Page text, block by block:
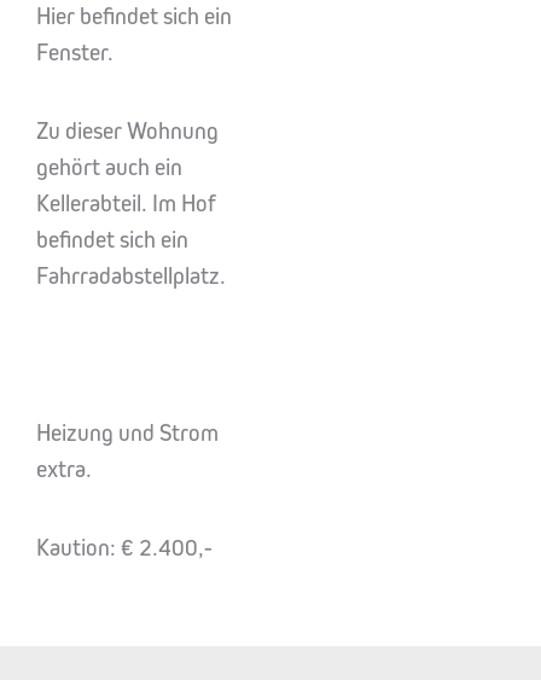
Hier befindet sich ein
Fenster.
Zu dieser Wohnung
gehört auch ein
Kellerabteil. Im Hof
befindet sich ein
Fahrradabstellplatz.
Heizung und Strom
extra.
Kaution: € 2.400,-